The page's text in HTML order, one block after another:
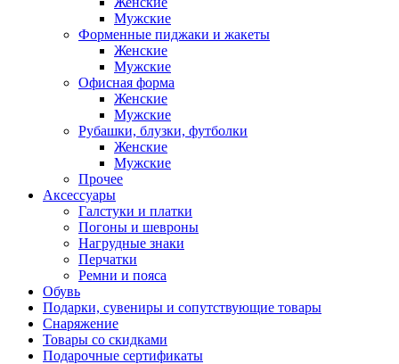
Мужские
Форменные пиджаки и жакеты
Женские
Мужские
Офисная форма
Женские
Мужские
Рубашки, блузки, футболки
Женские
Мужские
Прочее
Аксессуары
Галстуки и платки
Погоны и шевроны
Нагрудные знаки
Перчатки
Ремни и пояса
Обувь
Подарки, сувениры и сопутствующие товары
Снаряжение
Товары со скидками
Подарочные сертификаты